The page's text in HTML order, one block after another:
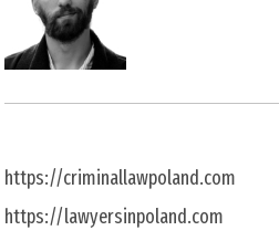
https://criminallawpoland.com
https://lawyersinpoland.com